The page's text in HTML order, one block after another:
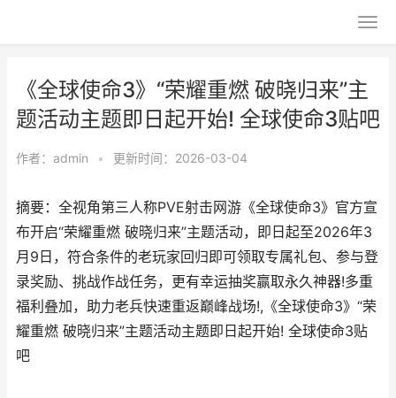
《全球使命3》“荣耀重燃 破晓归来”主
题活动主题即日起开始! 全球使命3贴吧
作者： admin • 更新时间：2026-03-04
摘要：全视角第三人称PVE射击网游《全球使命3》官方宣
布开启“荣耀重燃 破晓归来”主题活动，即日起至2026年3
月9日，符合条件的老玩家回归即可领取专属礼包、参与登
录奖励、挑战作战任务，更有幸运抽奖赢取永久神器!多重
福利叠加，助力老兵快速重返巅峰战场!,《全球使命3》“荣
耀重燃 破晓归来”主题活动主题即日起开始! 全球使命3贴
吧